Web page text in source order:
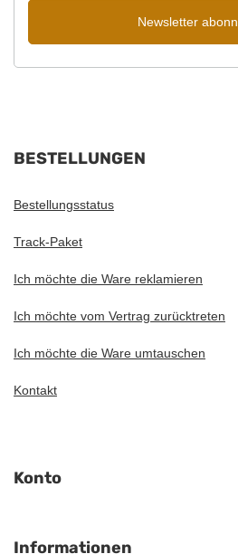
Newsletter
BESTELLUNGEN
Bestellungsstatus
Track-Paket
Ich möchte die Ware reklamieren
Ich möchte vom Vertrag zurücktreten
Ich möchte die Ware umtauschen
Kontakt
Konto
Informationen